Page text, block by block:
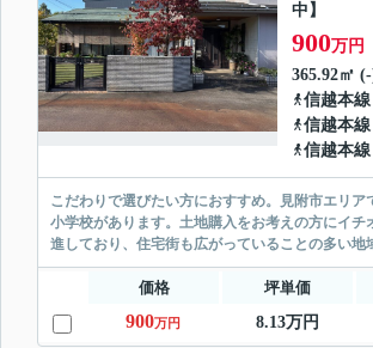
中】
900万円
365.92㎡
信越本線
信越本線
信越本線
こだわりで選びたい方におすすめ。見附市エリ
小学校があります。土地購入をお考えの方にイ
進しており、住宅街も広がっていることの多い
価格 坪単価
900万円 8.13万円